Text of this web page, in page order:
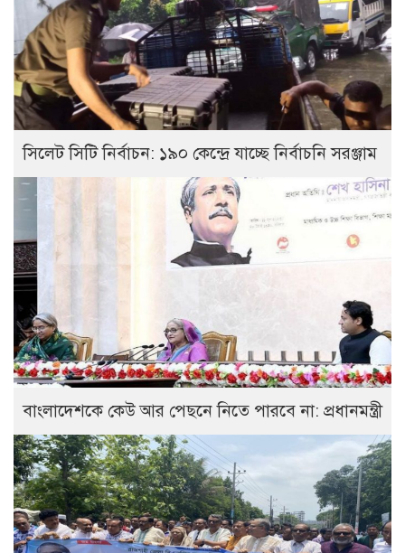
সিলেট সিটি নির্বাচন: ১৯০ কেন্দ্রে যাচ্ছে নির্বাচনি সরঞ্জাম
বাংলাদেশকে কেউ আর পেছনে নিতে পারবে না: প্রধানমন্ত্রী